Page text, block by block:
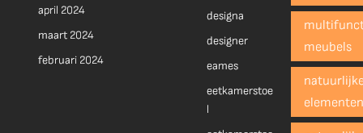
april 2024
maart 2024
februari 2024
designa
designer
eames
eetkamerstoe
l
meubels